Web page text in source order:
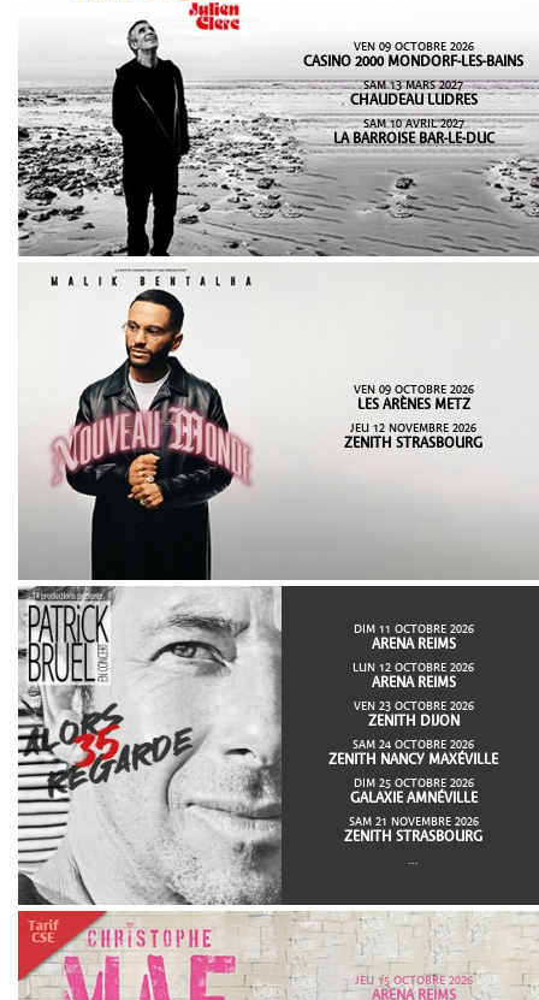
VEN 09 OCTOBRE 2026
CASINO 2000 MONDORF-LES-BAINS
SAM 13 MARS 2027
CHAUDEAU LUDRES
SAM 10 AVRIL 2027
LA BARROISE BAR-LE-DUC
VEN 09 OCTOBRE 2026
LES ARÈNES METZ
JEU 12 NOVEMBRE 2026
ZENITH STRASBOURG
DIM 11 OCTOBRE 2026
ARENA REIMS
LUN 12 OCTOBRE 2026
ARENA REIMS
VEN 23 OCTOBRE 2026
ZENITH DIJON
SAM 24 OCTOBRE 2026
ZENITH NANCY MAXÉVILLE
DIM 25 OCTOBRE 2026
GALAXIE AMNÉVILLE
SAM 21 NOVEMBRE 2026
ZENITH STRASBOURG
...
JEU 15 OCTOBRE 2026
ARENA REIMS